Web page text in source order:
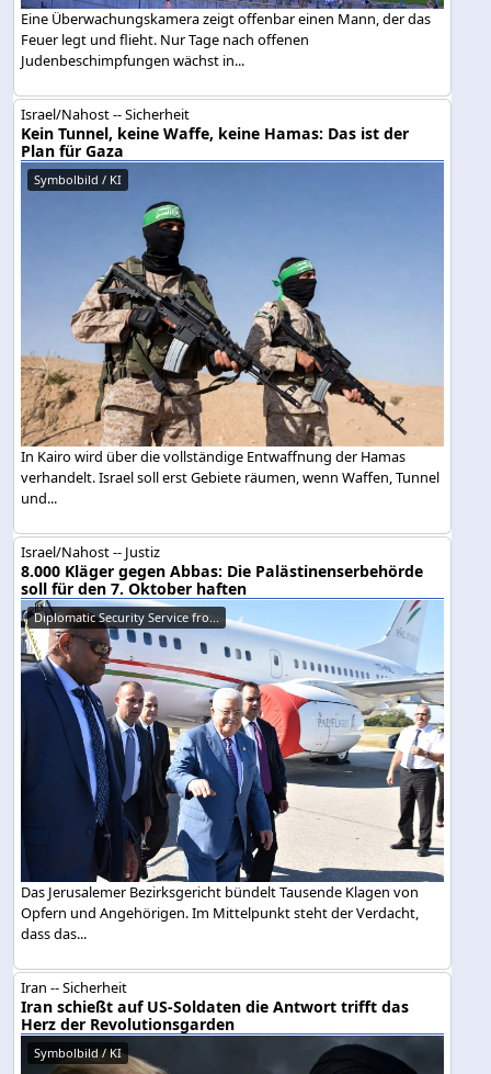
Eine Überwachungskamera zeigt offenbar einen Mann, der das
Feuer legt und flieht. Nur Tage nach offenen
Judenbeschimpfungen wächst in...
Israel/Nahost -- Sicherheit
Kein Tunnel, keine Waffe, keine Hamas: Das ist der
Plan für Gaza
Symbolbild / KI
In Kairo wird über die vollständige Entwaffnung der Hamas
verhandelt. Israel soll erst Gebiete räumen, wenn Waffen, Tunnel
und...
Israel/Nahost -- Justiz
8.000 Kläger gegen Abbas: Die Palästinenserbehörde
soll für den 7. Oktober haften
Diplomatic Security Service fro...
Das Jerusalemer Bezirksgericht bündelt Tausende Klagen von
Opfern und Angehörigen. Im Mittelpunkt steht der Verdacht,
dass das...
Iran -- Sicherheit
Iran schießt auf US-Soldaten die Antwort trifft das
Herz der Revolutionsgarden
Symbolbild / KI